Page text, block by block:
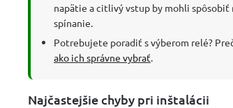
napätie a citlivý vstup by mohli
spínanie.
Potrebujete poradiť s výberom relé?
ako ich správne vybrať
Najčastejšie chyby pri inštalácii